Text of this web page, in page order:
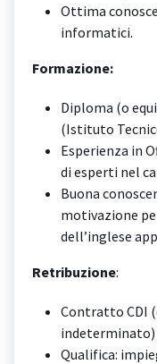
Ottima
informatici.
Formazione:
Diploma (o
(Istituto
Esperienza in
di esperti nel
Buona
motivazione
dell’inglese
Retribuzione:
Contratto CDI
indeterminato)
Qualifica: